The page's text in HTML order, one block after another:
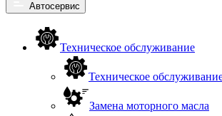
Автосервис
Техническое обслуживание
Техническое
Замена моторного масла